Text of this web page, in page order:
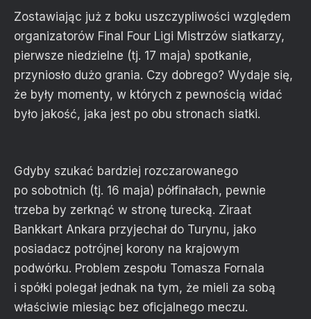
Zostawiając już z boku uszczypliwości względem
organizatorów Final Four Ligi Mistrzów siatkarzy,
pierwsze niedzielne (tj. 17 maja) spotkanie,
przyniosło dużo grania. Czy dobrego? Wydaje się,
że były momenty, w których z pewnością widać
było jakość, jaka jest po obu stronach siatki.
Gdyby szukać bardziej rozczarowanego
po sobotnich (tj. 16 maja) półfinałach, pewnie
trzeba by zerknąć w stronę turecką. Ziraat
Bankkart Ankara przyjechał do Turynu, jako
posiadacz potrójnej korony na krajowym
podwórku. Problem zespołu Tomasza Fornala
i spółki polegał jednak na tym, że mieli za sobą
właściwie miesiąc bez oficjalnego meczu.